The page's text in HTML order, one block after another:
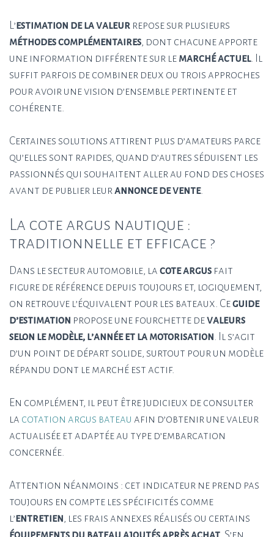
L’estimation de la valeur repose sur plusieurs
méthodes complémentaires, dont chacune apporte
une information différente sur le marché actuel. Il
suffit parfois de combiner deux ou trois approches
pour avoir une vision d’ensemble pertinente et
cohérente.
Certaines solutions attirent plus d’amateurs parce
qu’elles sont rapides, quand d’autres séduisent les
passionnés qui souhaitent aller au fond des choses
avant de publier leur annonce de vente.
La cote argus nautique :
traditionnelle et efficace ?
Dans le secteur automobile, la cote argus fait
figure de référence depuis toujours et, logiquement,
on retrouve l’équivalent pour les bateaux. Ceguide
d’estimation propose une fourchette devaleurs
selon le modèle, l’année et la motorisation. Il s’agit
d’un point de départ solide, surtout pour un modèle
répandu dont le marché est actif.
En complément, il peut être judicieux de consulter
la cotation argus bateau afin d’obtenir une valeur
actualisée et adaptée au type d’embarcation
concernée.
Attention néanmoins : cet indicateur ne prend pas
toujours en compte les spécificités comme
l’entretien, les frais annexes réalisés ou certains